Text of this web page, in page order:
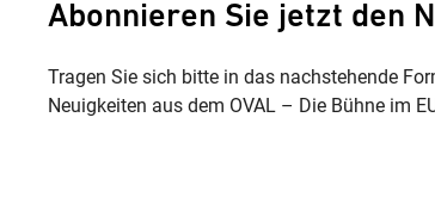
Abonnieren Sie jetzt den
Tragen Sie sich bitte in das nachstehende
Neuigkeiten aus dem OVAL – Die Bühne im